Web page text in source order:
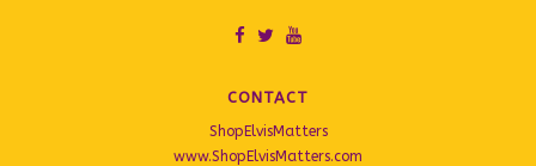
CONTACT
ShopElvisMatters
www.ShopElvisMatters.com